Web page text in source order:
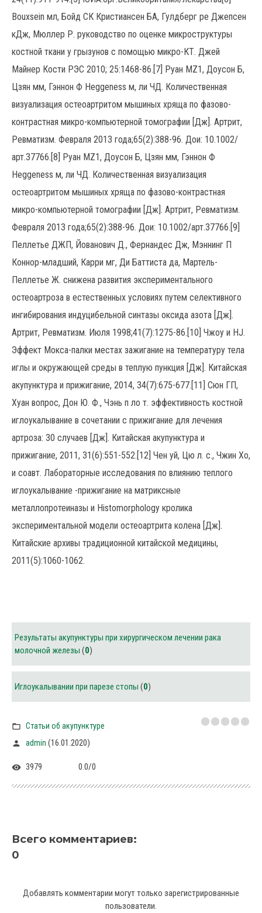
Bouxsein мл, Бойд СК Кристиансен БА, Гулдберг ре Джепсен
кДж, Мюллер Р. руководство по оценке микроструктуры
костной ткани у грызунов с помощью микро-КТ. Джей
Майнер Кости РЭС 2010; 25:1468-86.[7] Руан MZ1, Доусон Б,
Цзян мм, Гэннон Ф Heggeness м, ли ЧД. Количественная
визуализация остеоартритом мышиных хряща по фазово-
контрастная микро-компьютерной томографии [Дж]. Артрит,
Ревматизм. Февраля 2013 года;65(2):388-96. Дои: 10.1002/
арт.37766.[8] Руан MZ1, Доусон Б, Цзян мм, Гэннон Ф
Heggeness м, ли ЧД. Количественная визуализация
остеоартритом мышиных хряща по фазово-контрастная
микро-компьютерной томографии [Дж]. Артрит, Ревматизм.
Февраля 2013 года;65(2):388-96. Дои: 10.1002/арт.37766.[9]
Пеллетье ДЖП, Йованович Д., Фернандес Дж, Мэннинг П
Коннор-младший, Карри мг, Ди Баттиста да, Мартель-
Пеллетье Ж. снижена развития экспериментального
остеоартроза в естественных условиях путем селективного
ингибирования индуцибельной синтазы оксида азота [Дж].
Артрит, Ревматизм. Июля 1998;41(7):1275-86.[10] Чжоу и HJ.
Эффект Мокса-палки местах зажигание на температуру тела
иглы и окружающей среды в теплую пункция [Дж]. Китайская
акупунктура и прижигание, 2014, 34(7):675-677.[11] Сюн ГП,
Хуан вопрос, Дон Ю. Ф., Чэнь п ло т. эффективность костной
иглоукалывание в сочетании с прижигание для лечения
артроза: 30 случаев [Дж]. Китайская акупунктура и
прижигание, 2011, 31(6):551-552.[12] Чен уй, Цю л. с., Чжин Хо,
и соавт. Лабораторные исследования по влиянию теплого
иглоукалывание -прижигание на матриксные
металлопротеиназы и Histomorphology кролика
экспериментальной модели остеоартрита колена [Дж].
Китайские архивы традиционной китайской медицины,
2011(5):1060-1062.
Результаты акупунктуры при хирургическом лечении рака
молочной железы (0)
Иглоукалывании при парезе стопы (0)
Статьи об акупунктуре
admin (16.01.2020)
3979 0.0/0
Всего комментариев:
0
Добавлять комментарии могут только зарегистрированные
пользователи.